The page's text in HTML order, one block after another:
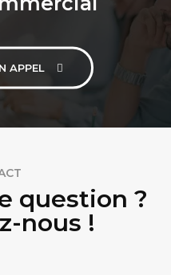
APPEL
question ?
nous !